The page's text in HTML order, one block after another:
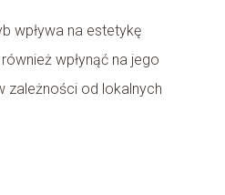
wpływa na estetykę
wpłynąć na jego
zależności od lokalnych